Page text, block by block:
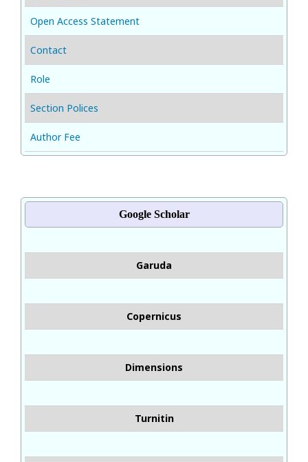
Open Access Statement
Contact
Role
Section Polices
Author Fee
Google Scholar
Garuda
Copernicus
Dimensions
Turnitin